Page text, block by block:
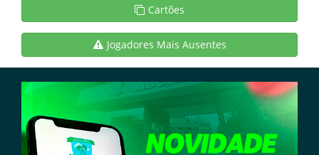
Cartões
Jogadores Mais Ausentes